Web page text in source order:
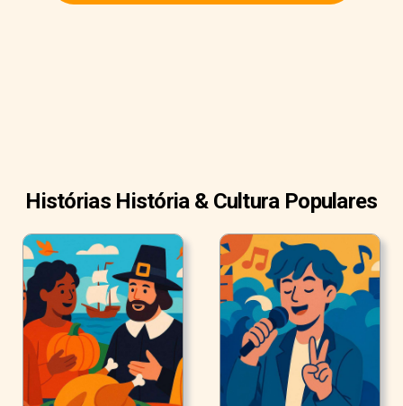
Histórias História & Cultura Populares